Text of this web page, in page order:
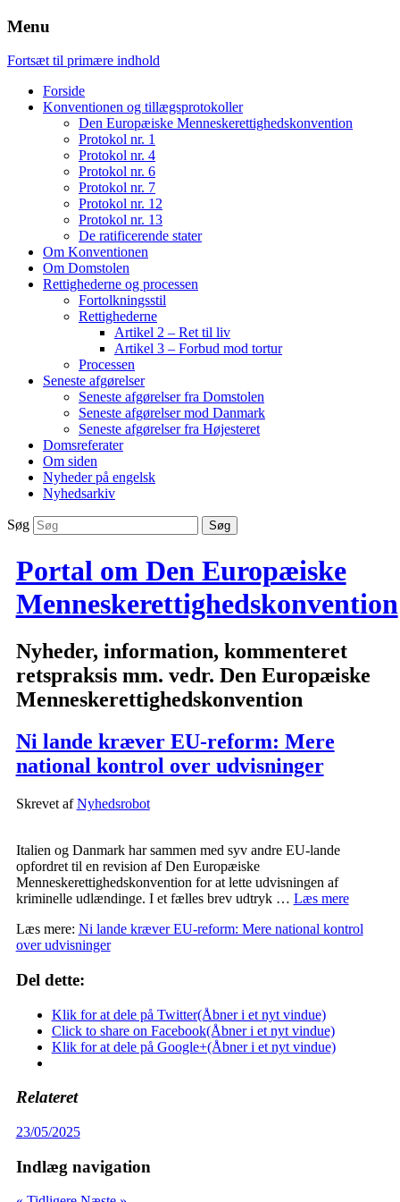
Menu
Fortsæt til primære indhold
Forside
Konventionen og tillægsprotokoller
Den Europæiske Menneskerettighedskonvention
Protokol nr. 1
Protokol nr. 4
Protokol nr. 6
Protokol nr. 7
Protokol nr. 12
Protokol nr. 13
De ratificerende stater
Om Konventionen
Om Domstolen
Rettighederne og processen
Fortolkningsstil
Rettighederne
Artikel 2 – Ret til liv
Artikel 3 – Forbud mod tortur
Processen
Seneste afgørelser
Seneste afgørelser fra Domstolen
Seneste afgørelser mod Danmark
Seneste afgørelser fra Højesteret
Domsreferater
Om siden
Nyheder på engelsk
Nyhedsarkiv
Søg
Portal om Den Europæiske
Menneskerettighedskonvention
Nyheder, information, kommenteret
retspraksis mm. vedr. Den Europæiske
Menneskerettighedskonvention
Ni lande kræver EU-reform: Mere
national kontrol over udvisninger
Skrevet afNyhedsrobot
Italien og Danmark har sammen med syv andre EU-lande
opfordret til en revision af Den Europæiske
Menneskerettighedskonvention for at lette udvisningen af
kriminelle udlændinge. I et fælles brev udtryk … Læs mere
Læs mere: Ni lande kræver EU-reform: Mere national kontrol
over udvisninger
Del dette:
Klik for at dele på Twitter(Åbner i et nyt vindue)
Click to share on Facebook(Åbner i et nyt vindue)
Klik for at dele på Google+(Åbner i et nyt vindue)
Relateret
23/05/2025
Indlæg navigation